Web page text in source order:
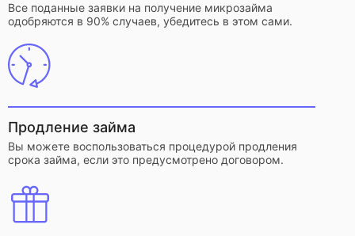
Все поданные заявки на получение микрозайма
одобряются в 90% случаев, убедитесь в этом сами.
Продление займа
Вы можете воспользоваться процедурой продления
срока займа, если это предусмотрено договором.